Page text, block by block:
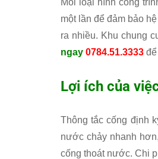
Mỗi loại hình công
một lần để đảm bảo
ra nhiều. Khu chung
ngay 0784.51.3333
Lợi ích của
Thông tắc cống định
nước chảy nhanh
cống thoát nước. Chi